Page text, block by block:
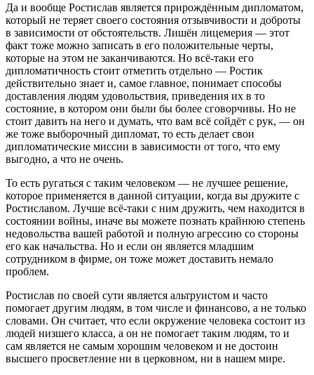
Да и вообще Ростислав является прирождённым дипломатом,
который не теряет своего состояния отзывчивости и доброты
в зависимости от обстоятельств. Лишён лицемерия — этот
факт тоже можно записать в его положительные черты,
которые на этом не заканчиваются. Но всё-таки его
дипломатичность стоит отметить отдельно — Ростик
действительно знает и, самое главное, понимает способы
доставления людям удовольствия, приведения их в то
состояние, в котором они были бы более сговорчивы. Но не
стоит давить на него и думать, что вам всё сойдёт с рук, — он
же тоже выборочный дипломат, то есть делает свои
дипломатические миссии в зависимости от того, что ему
выгодно, а что не очень.
То есть ругаться с таким человеком — не лучшее решение,
которое применяется в данной ситуации, когда вы дружите с
Ростиславом. Лучше всё-таки с ним дружить, чем находится в
состоянии войны, иначе вы можете познать крайнюю степень
недовольства вашей работой и полную агрессию со стороны
его как начальства. Но и если он является младшим
сотрудником в фирме, он тоже может доставить немало
проблем.
Ростислав по своей сути является альтруистом и часто
помогает другим людям, в том числе и финансово, а не только
словами. Он считает, что если окружение человека состоит из
людей низшего класса, а он не помогает таким людям, то и
сам является не самым хорошим человеком и не достоин
высшего просветление ни в церковном, ни в нашем мире.